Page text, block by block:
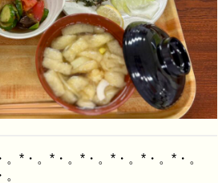
*・。*・。*・。*・。*・。*・。